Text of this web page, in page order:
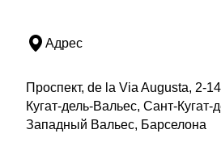
Адрес
Проспект, de la Via Augusta, 2-
Кугат-дель-Вальес, Сант-Кугат-
Западный Вальес, Барселона